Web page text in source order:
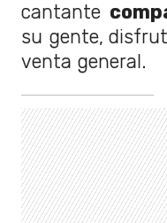
cantante
su gente,
venta general.